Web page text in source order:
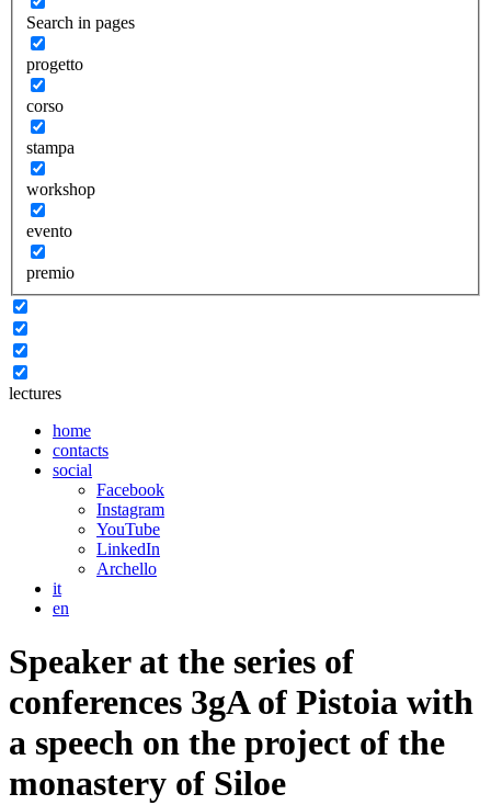
Search in pages
progetto
corso
stampa
workshop
evento
premio
lectures
home
contacts
social
Facebook
Instagram
YouTube
LinkedIn
Archello
it
en
Speaker at the series of
conferences 3gA of Pistoia with
a speech on the project of the
monastery of Siloe